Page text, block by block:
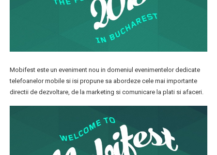
Mobifest este un eveniment nou in domeniul evenimentelor dedicate
telefoanelor mobile si isi propune sa abordeze cele mai importante
directii de dezvoltare, de la marketing si comunicare la plati si afaceri.